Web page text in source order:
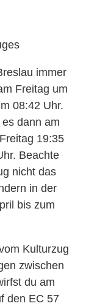
immer
Freitag um
08:42 Uhr.
dann am
19:35
Beachte
nicht das
in der
bis zum
Kulturzug
zwischen
du am
den EC 57